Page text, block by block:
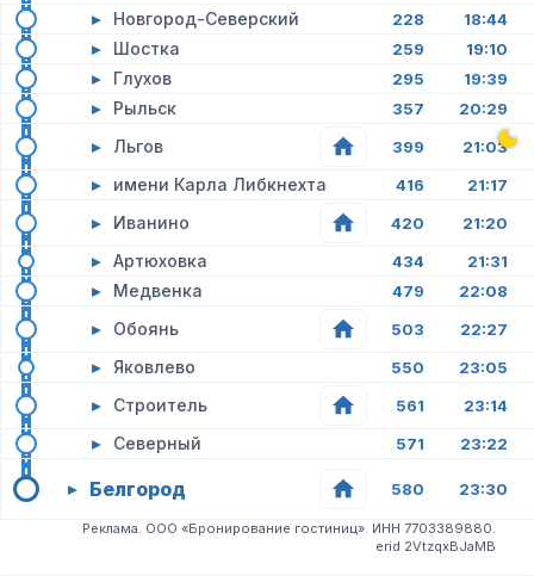
▸ Новгород-Северский 228 18:44
▸ Шостка 259 19:10
▸ Глухов 295 19:39
▸ Рыльск 357 20:29
▸ Льгов 399 21:03
▸ имени Карла Либкнехта 416 21:17
▸ Иванино 420 21:20
▸ Артюховка 434 21:31
▸ Медвенка 479 22:08
▸ Обоянь 503 22:27
▸ Яковлево 550 23:05
▸ Строитель 561 23:14
▸ Северный 571 23:22
▸ Белгород 580 23:30
Реклама. ООО «Бронирование гостиниц». ИНН 7703389880.
erid 2VtzqxBJaMB